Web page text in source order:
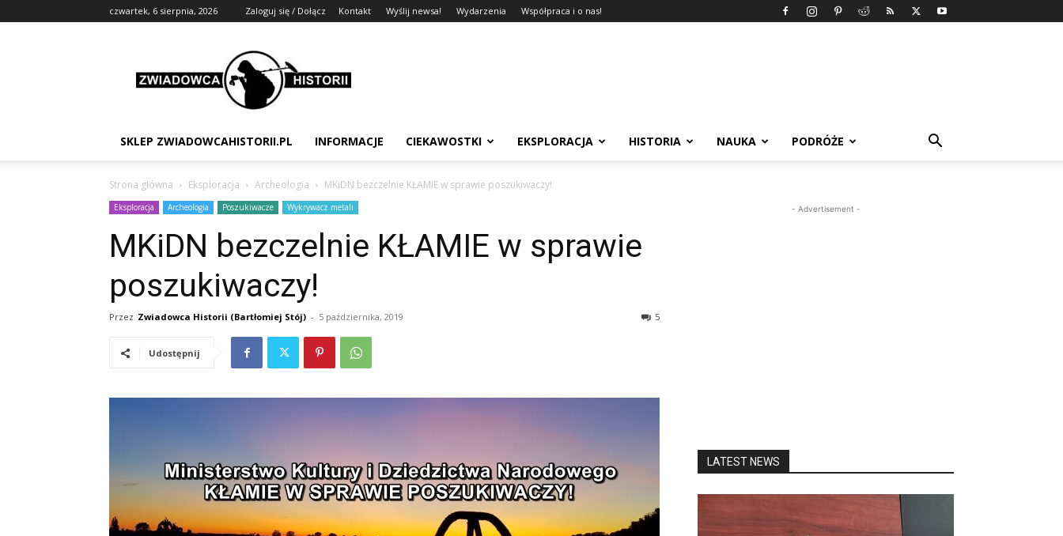
czwartek, 6 sierpnia, 2026 Zaloguj się / Dołącz Kontakt Wyślij newsa! Wydarzenia Współpraca i o nas!
Zwiadowca
Historii
SKLEP ZWIADOWCAHISTORII.PL INFORMACJE CIEKAWOSTKI EKSPLORACJA HISTORIA NAUKA PODRÓŻE
Strona główna Eksploracja Archeologia MKiDN bezczelnie KŁAMIE w sprawie poszukiwaczy!
Eksploracja Archeologia Poszukiwacze Wykrywacz metali
MKiDN bezczelnie KŁAMIE w sprawie
poszukiwaczy!
Przez Zwiadowca Historii (Bartłomiej Stój) - 5 października, 2019 5
Udostępnij
- Advertisement -
LATEST NEWS